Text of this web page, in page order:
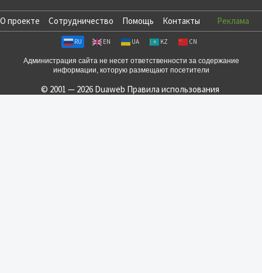
О проекте Сотрудничество Помощь Контакты Реклама
RU EN UA KZ CN
Администрация сайта не несет ответственности за содержание
информации, которую размещают посетители
© 2001 — 2026 Duaweb Правила использования